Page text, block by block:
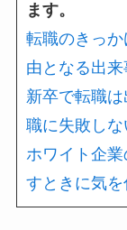
ます。
転職のきっ
由となる出来
新卒で転職
職に失敗し
ホワイト企
すときに気を